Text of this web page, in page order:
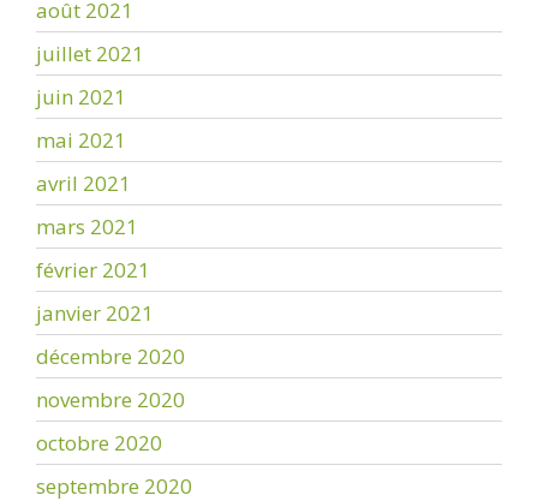
août 2021
juillet 2021
juin 2021
mai 2021
avril 2021
mars 2021
février 2021
janvier 2021
décembre 2020
novembre 2020
octobre 2020
septembre 2020